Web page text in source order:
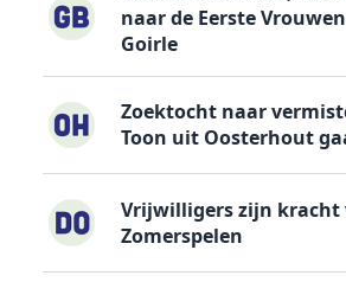
naar de Eerste
Goirle
Zoektocht naar
Toon uit Oosterhout
Vrijwilligers zijn kracht
Zomerspelen